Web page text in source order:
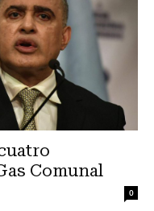
Comunal
0